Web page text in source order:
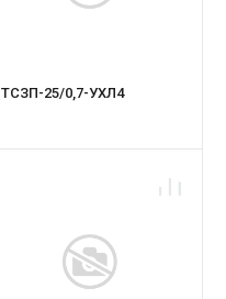
ТСЗП-25/0,7-УХЛ4